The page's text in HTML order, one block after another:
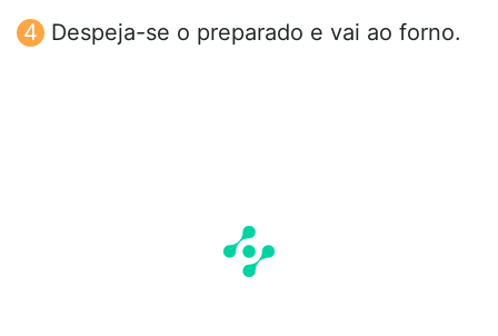
Despeja-se o preparado e vai ao forno.